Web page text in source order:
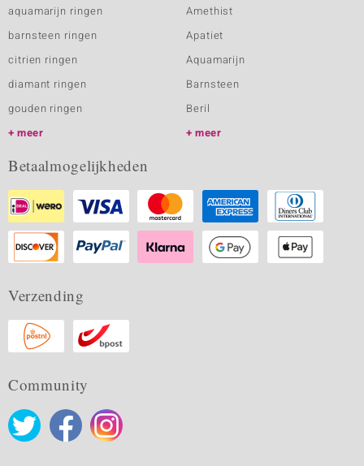
aquamarijn ringen
barnsteen ringen
citrien ringen
diamant ringen
gouden ringen
meer
Amethist
Apatiet
Aquamarijn
Barnsteen
Beril
meer
Betaalmogelijkheden
Verzending
Community